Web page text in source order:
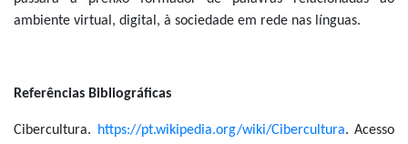
ambiente virtual, digital, à sociedade em rede nas línguas.
Referências Bibliográficas
Cibercultura. https://pt.wikipedia.org/wiki/Cibercultura. Acesso